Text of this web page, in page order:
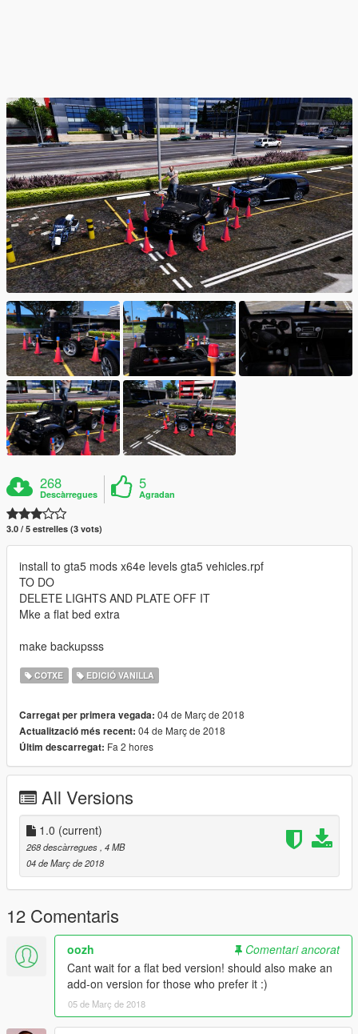
268
Descàrregues
5
Agradan
3.0 / 5 estrelles (3 vots)
install to gta5 mods x64e levels gta5 vehicles.rpf
TO DO
DELETE LIGHTS AND PLATE OFF IT
Mke a flat bed extra
make backupsss
COTXE EDICIÓ VANILLA
Carregat per primera vegada: 04 de Març de 2018
Actualització més recent: 04 de Març de 2018
Últim descarregat: Fa 2 hores
All Versions
1.0 (current)
268 descàrregues , 4 MB
04 de Març de 2018
12 Comentaris
oozh
Comentari ancorat
Cant wait for a flat bed version! should also make an
add-on version for those who prefer it :)
05 de Març de 2018